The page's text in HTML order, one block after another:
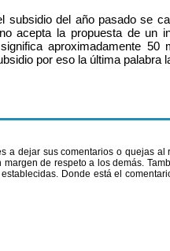
subsidio del año pasado se
acepta la propuesta de un
aproximadamente 50
por eso la última palabra
a dejar sus comentarios o quejas
de respeto a los demás.
Donde está el